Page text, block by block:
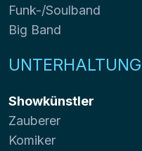
Funk-/Soulband
Big Band
UNTERHALTUNG
Showkünstler
Zauberer
Komiker